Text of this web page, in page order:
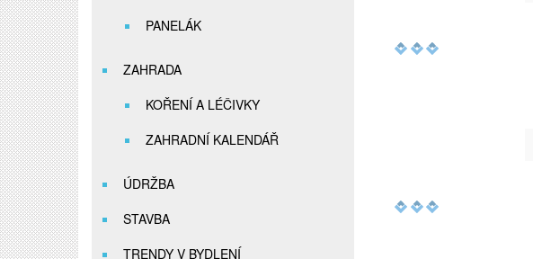
PANELÁK
ZAHRADA
KOŘENÍ A LÉČIVKY
ZAHRADNÍ KALENDÁŘ
ÚDRŽBA
STAVBA
TRENDY V BYDLENÍ